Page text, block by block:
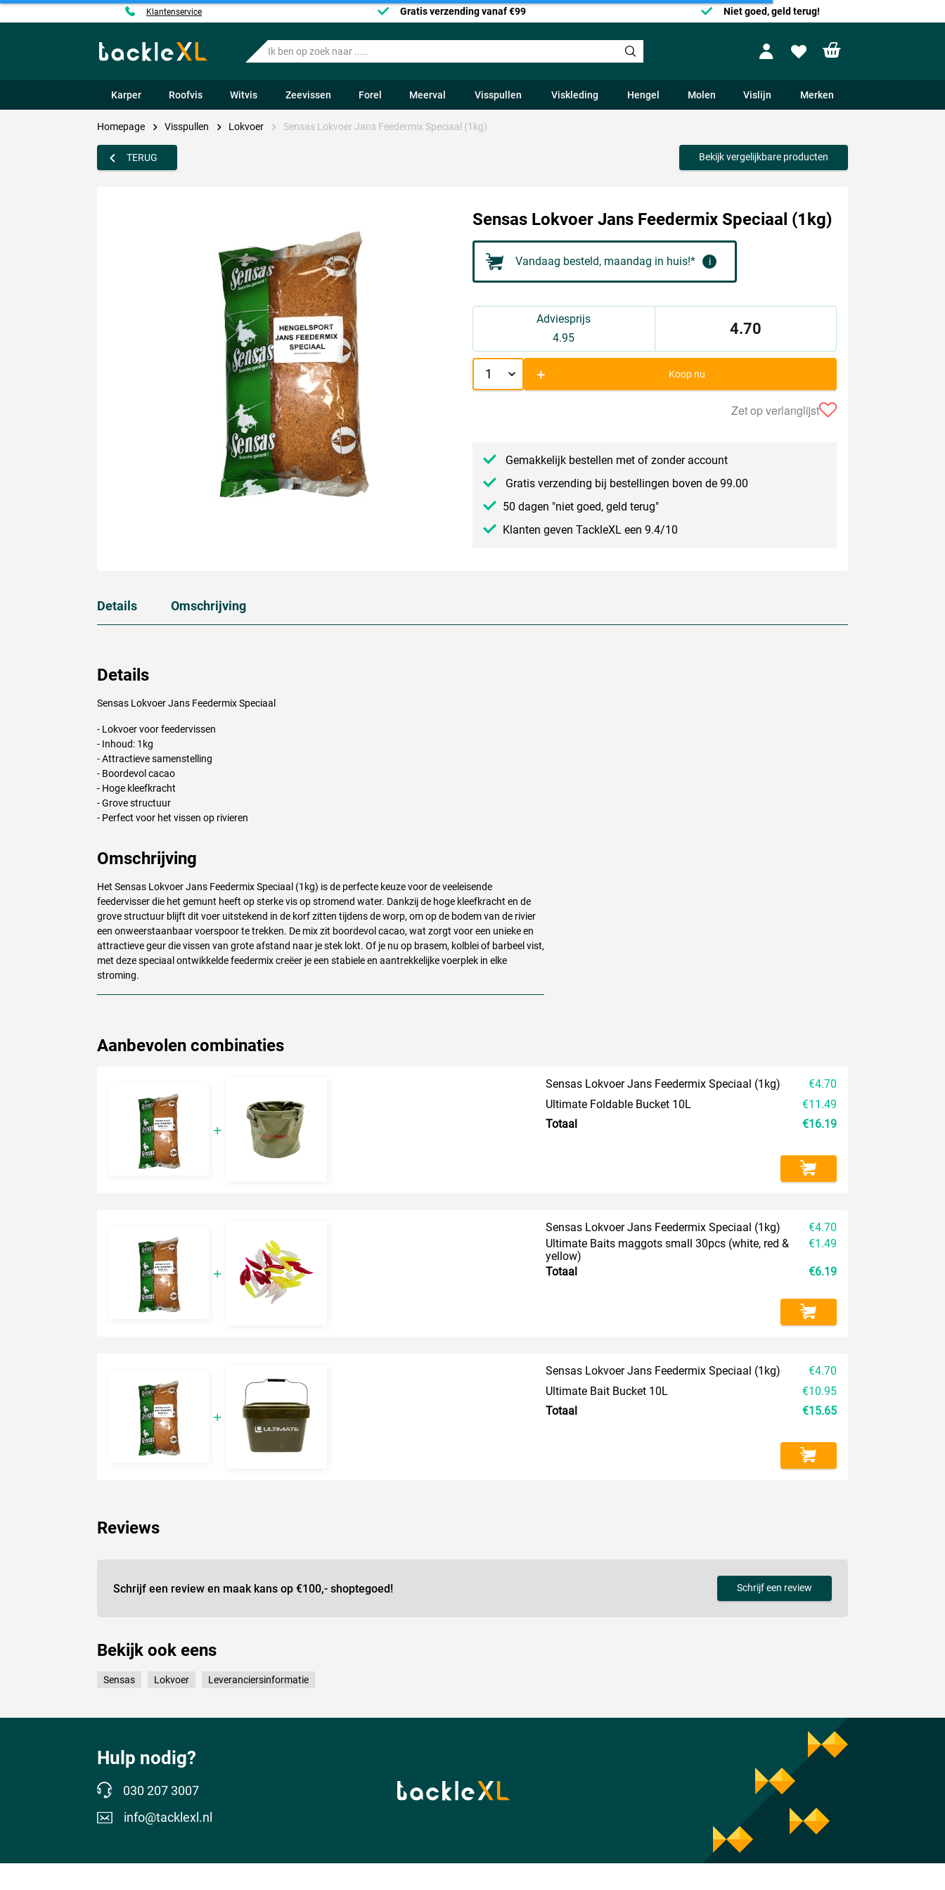
Klantenservice Gratis verzending vanaf €99 Niet goed, geld terug!
Ik
ben
naar
.....
ProfileWishlist
Karper Roofvis Witvis Zeevissen Forel Meerval Visspullen Viskleding Hengel Molen Vislijn Merken
Homepage Visspullen Lokvoer Sensas Lokvoer Jans Feedermix Speciaal (1kg)
TERUG Bekijk vergelijkbare producten
Sensas Lokvoer Jans Feedermix Speciaal (1kg)
Vandaag besteld, maandag in huis!* i
Adviesprijs
4.95
4.70
+ Koop nu
Zet op verlanglijst
Gemakkelijk bestellen met of zonder account
Gratis verzending bij bestellingen boven de 99.00
50 dagen "niet goed, geld terug"
Klanten geven TackleXL een 9.4/10
Details Omschrijving
Details
Sensas Lokvoer Jans Feedermix Speciaal
- Lokvoer voor feedervissen
- Inhoud: 1kg
- Attractieve samenstelling
- Boordevol cacao
- Hoge kleefkracht
- Grove structuur
- Perfect voor het vissen op rivieren
Omschrijving
Het Sensas Lokvoer Jans Feedermix Speciaal (1kg) is de perfecte keuze voor de veeleisende
feedervisser die het gemunt heeft op sterke vis op stromend water. Dankzij de hoge kleefkracht en de
grove structuur blijft dit voer uitstekend in de korf zitten tijdens de worp, om op de bodem van de rivier
een onweerstaanbaar voerspoor te trekken. De mix zit boordevol cacao, wat zorgt voor een unieke en
attractieve geur die vissen van grote afstand naar je stek lokt. Of je nu op brasem, kolblei of barbeel vist,
met deze speciaal ontwikkelde feedermix creëer je een stabiele en aantrekkelijke voerplek in elke
stroming.
Aanbevolen combinaties
Sensas Lokvoer Jans Feedermix Speciaal (1kg)
€4.70
Ultimate Foldable Bucket 10L
€11.49
Totaal
€16.19
Sensas Lokvoer Jans Feedermix Speciaal (1kg)
€4.70
Ultimate Baits maggots small 30pcs (white, red &
yellow)
€1.49
Totaal €6.19
Sensas Lokvoer Jans Feedermix Speciaal (1kg)
€4.70
Ultimate Bait Bucket 10L
€10.95
Totaal
€15.65
Reviews
Schrijf een review en maak kans op €100,- shoptegoed! Schrijf een review
Bekijk ook eens
Sensas Lokvoer Leveranciersinformatie
Hulp nodig?
030 207 3007
info@tacklexl.nl